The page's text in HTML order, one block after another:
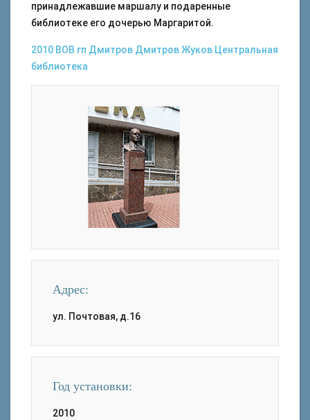
принадлежавшие маршалу и подаренные
библиотеке его дочерью Маргаритой.
2010 ВОВ гп Дмитров ДмитровЖуков Центральная
библиотека
Адрес:
ул. Почтовая, д.16
Год установки:
2010